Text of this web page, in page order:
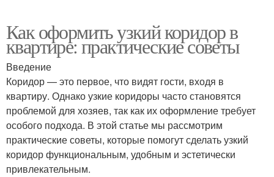
Как оформить узкий коридор в
квартире: практические советы
Введение
Коридор — это первое, что видят гости, входя в
квартиру. Однако узкие коридоры часто становятся
проблемой для хозяев, так как их оформление требует
особого подхода. В этой статье мы рассмотрим
практические советы, которые помогут сделать узкий
коридор функциональным, удобным и эстетически
привлекательным.